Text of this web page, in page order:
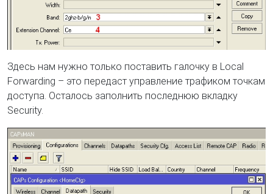
Здесь нам нужно только поставить галочку в Local
Forwarding – это передаст управление трафиком точкам
доступа. Осталось заполнить последнюю вкладку
Security.